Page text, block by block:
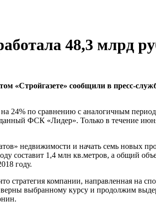
48,3 млрд
«Стройгазете» сообщили в пресс-
24% по сравнению с аналогичным
ФСК «Лидер». Только в течение
недвижимости и начать семь новых
составит 1,4 млн кв.метров, а общий
году.
стратегия компании, направленная на
выбранному курсу и продолжим